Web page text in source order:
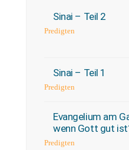
Sinai – Teil 2
Predigten
Sinai – Teil 1
Predigten
Evangelium am
wenn Gott gut
Predigten